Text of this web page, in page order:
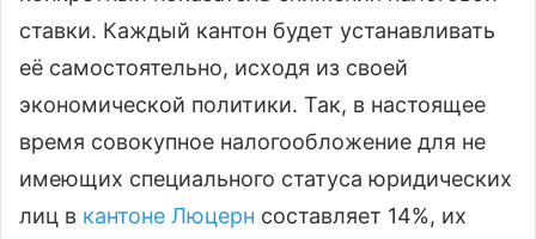
ставки. Каждый кантон будет устанавливать
её самостоятельно, исходя из своей
экономической политики. Так, в настоящее
время совокупное налогообложение для не
имеющих специального статуса юридических
лиц в кантоне Люцерн составляет 14%, их